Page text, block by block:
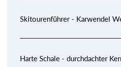
Skitourenführer - Karwendel
Harte Schale - durchdachter